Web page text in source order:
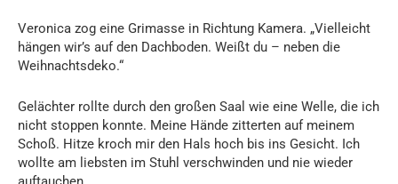
Veronica zog eine Grimasse in Richtung Kamera. „Vielleicht
hängen wir’s auf den Dachboden. Weißt du – neben die
Weihnachtsdeko.“
Gelächter rollte durch den großen Saal wie eine Welle, die ich
nicht stoppen konnte. Meine Hände zitterten auf meinem
Schoß. Hitze kroch mir den Hals hoch bis ins Gesicht. Ich
wollte am liebsten im Stuhl verschwinden und nie wieder